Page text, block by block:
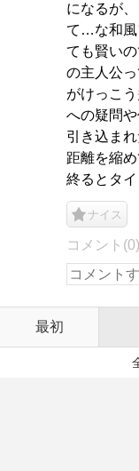
になるが
て…な和風
ても賢い
の主人公
がけっこ
への疑問
引き込ま
距離を縮
終るとタイ
ナイス
コメント(0)
最初